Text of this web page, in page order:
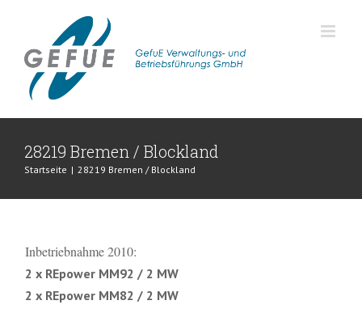
springen
28219 Bremen / Blockland
Startseite | 28219 Bremen / Blockland
Inbetriebnahme 2010:
2 x REpower MM92 / 2 MW
2 x REpower MM82 / 2 MW